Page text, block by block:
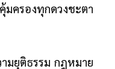
ครองทุกดวงชะตา
มยุติธรรม กฎหมาย